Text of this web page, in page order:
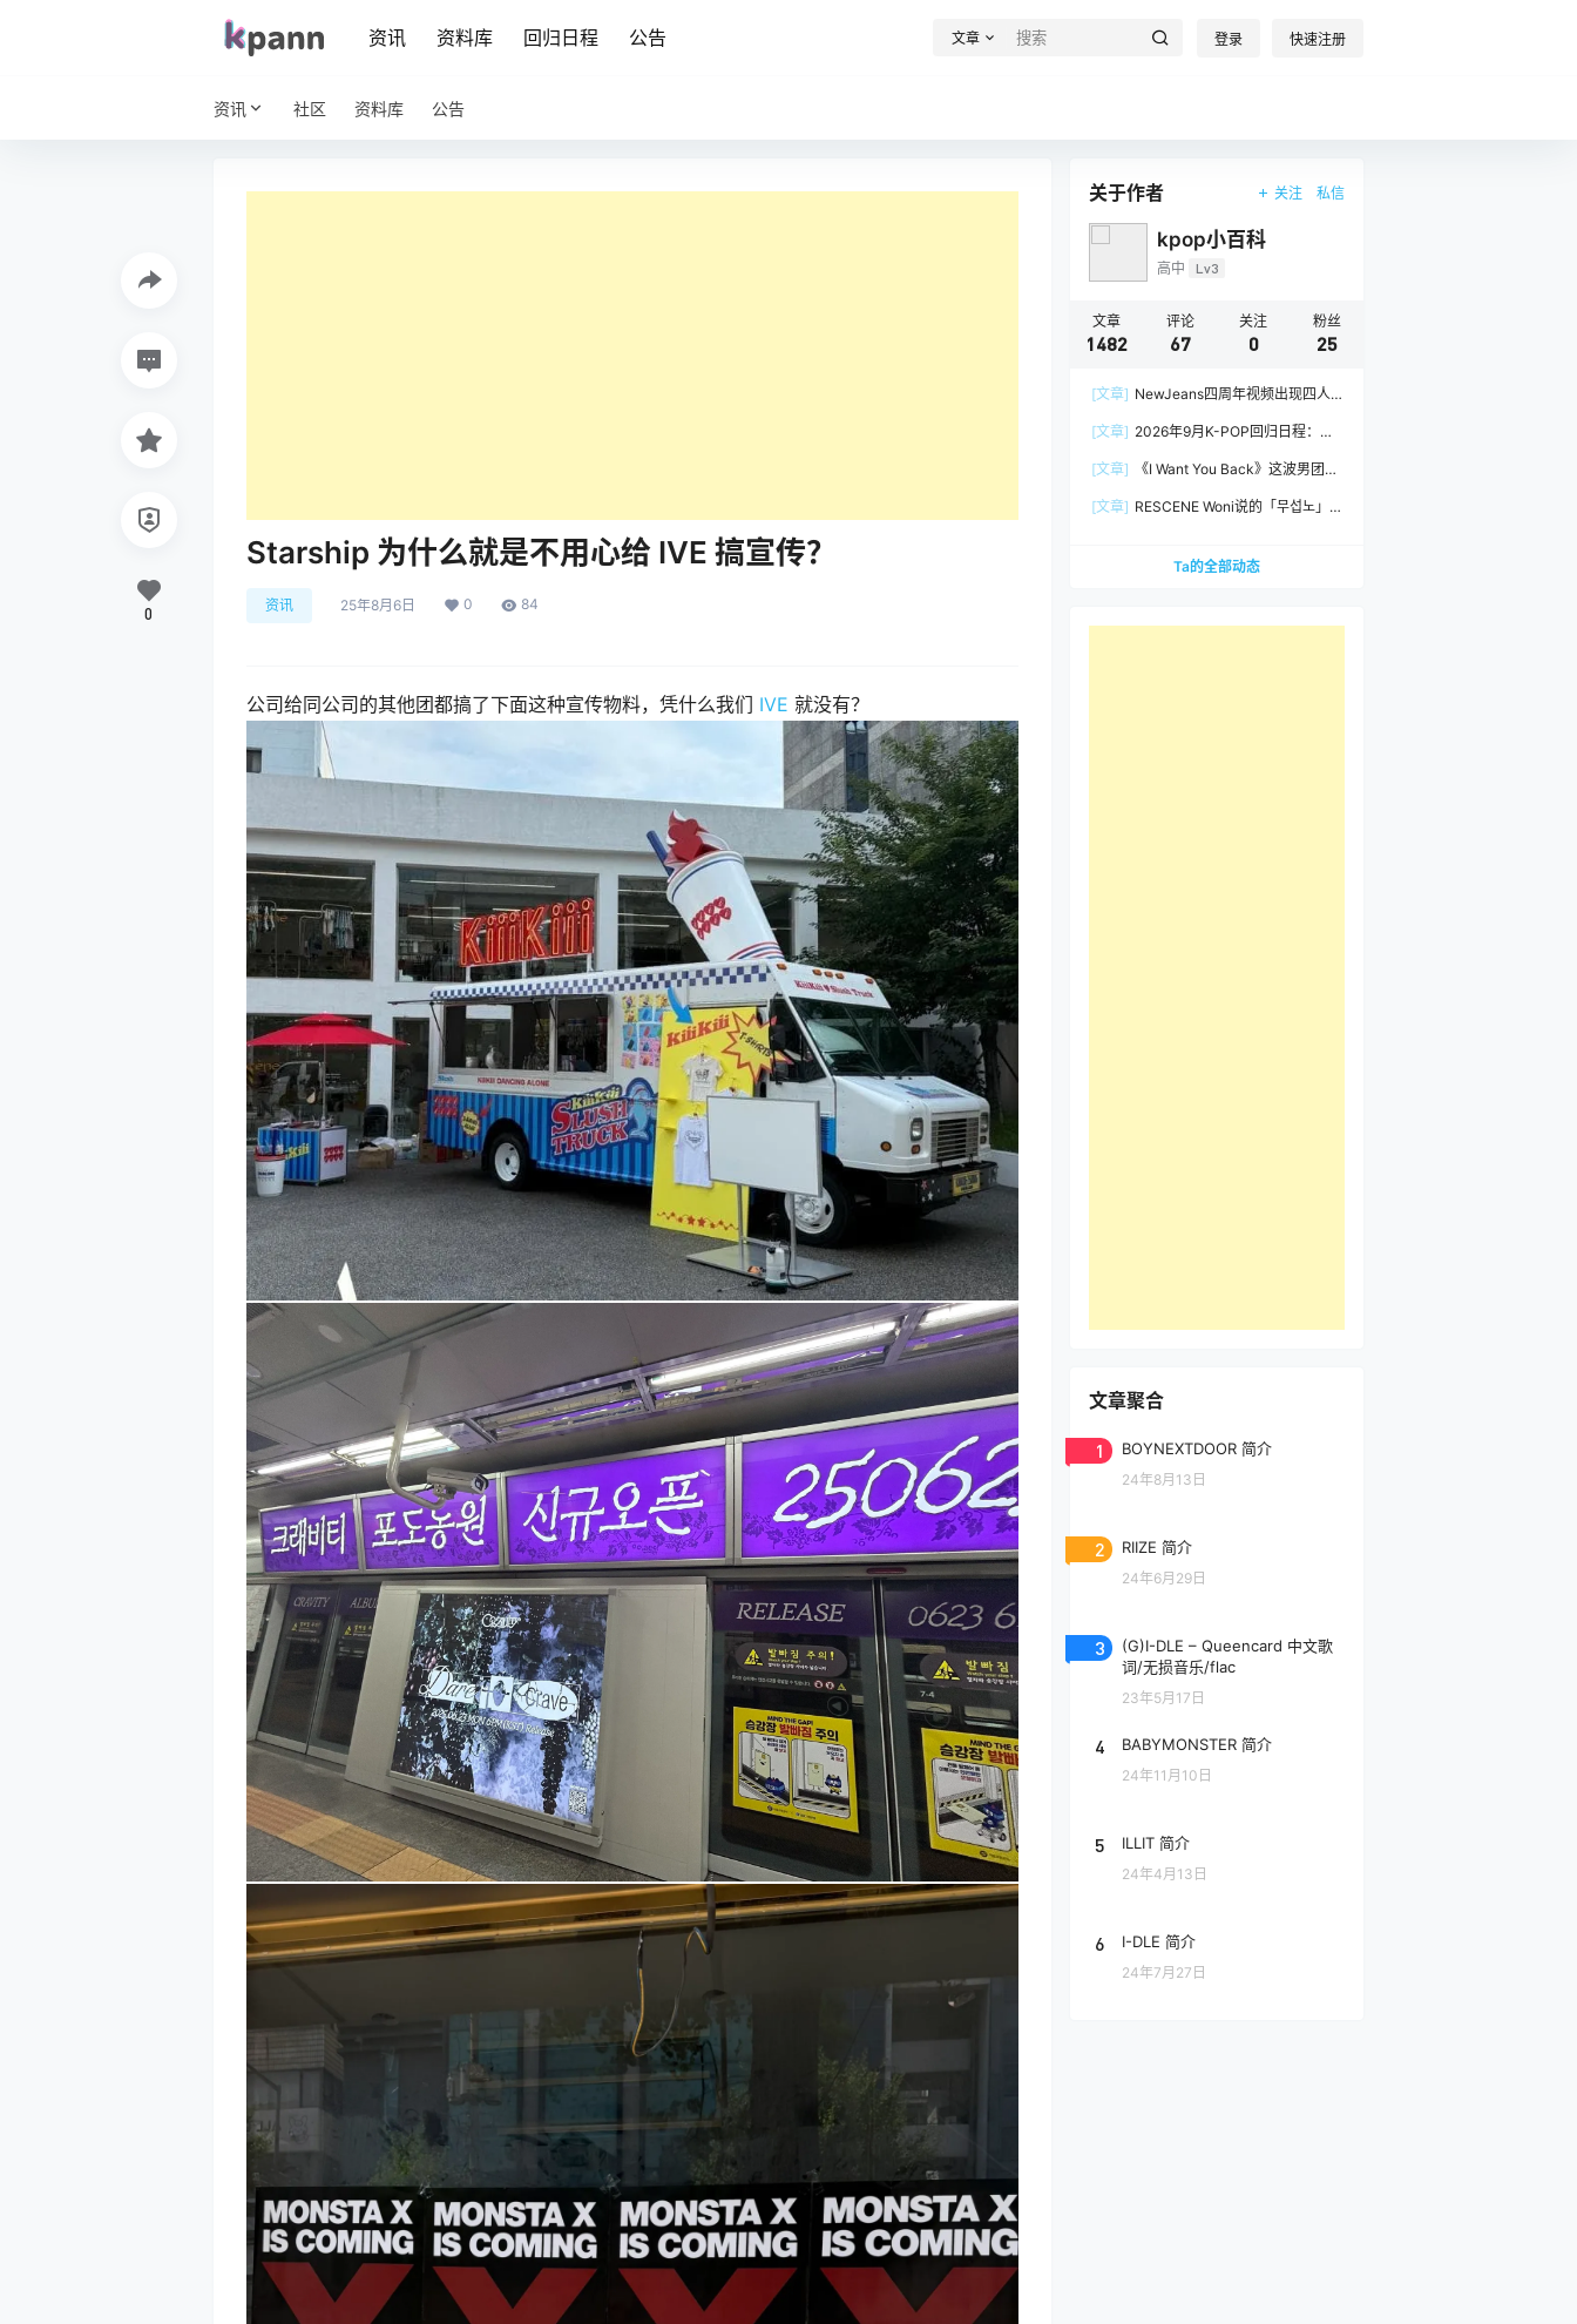
资讯 资料库 回归日程 公告 文章 登录 快速注册
资讯 社区 资料库 公告
Starship 为什么就是不用心给 IVE 搞宣传？
资讯 25年8月6日 0 84
公司给同公司的其他团都搞了下面这种宣传物料，凭什么我们 IVE 就没有？
0
关于作者 关注 私信
kpop小百科
高中 Lv3
文章
1482
评论
67
关注
0
粉丝
25
[文章] NewJeans四周年视频出现四人
[文章] 2026年9月K-POP回归日程：
[文章]
《I Want You Back》这波男团挑
[文章] RESCENE Woni说的「무섭노」
Ta的全部动态
文章聚合
1 BOYNEXTDOOR 简介
24年8月13日
2 RIIZE 简介
24年6月29日
3
(G)I-DLE – Queencard 中文歌
词/无损音乐/flac
23年5月17日
4 BABYMONSTER 简介
24年11月10日
5 ILLIT 简介
24年4月13日
6 I-DLE 简介
24年7月27日